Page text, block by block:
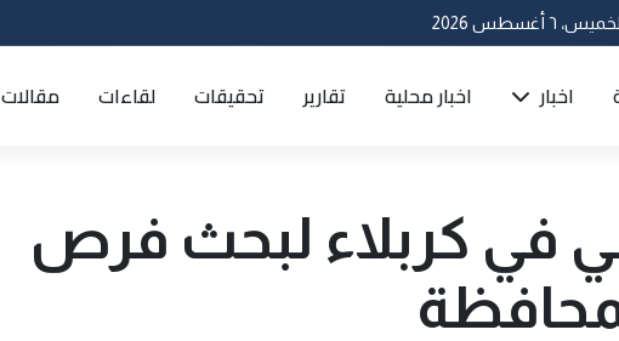
٦ أغسطس 2026
اخبار اخبار محلية تقارير تحقيقات لقاءات مقالات
في كربلاء لبحث فرص